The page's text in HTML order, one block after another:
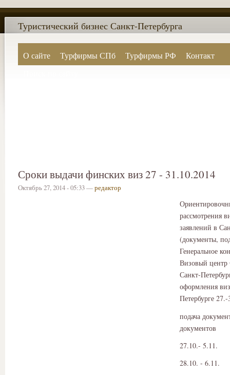
О сайте Турфирмы СПб Турфирмы РФ
Контакт
Туристический бизнес Санкт-Петербурга
Сроки выдачи финских виз 27 - 31.10.2014
Октябрь 27, 2014 - 05:33 —редактор
рассмотрения
заявлений в
(документы,
Генеральное
Визовый
Санкт-
оформления
Петербурге
подача
документов
27.10.- 5.11.
28.10. - 6.11.